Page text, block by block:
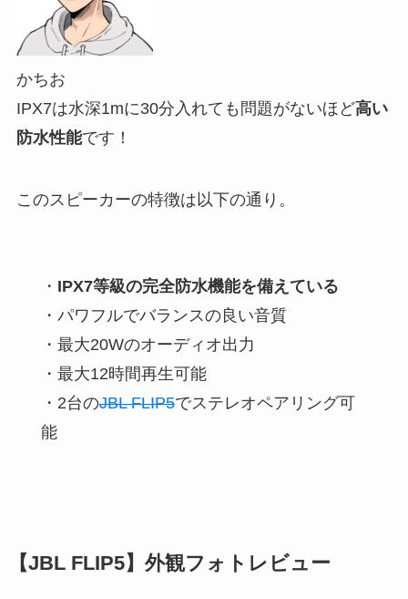
かちお
IPX7は水深1mに30分入れても問題がないほど高い
防水性能です！
このスピーカーの特徴は以下の通り。
・ IPX7等級の完全防水機能を備えている
・パワフルでバランスの良い音質
・最大20Wのオーディオ出力
・最大12時間再生可能
・2台のJBL FLIP5でステレオペアリング可
能
【JBL FLIP5】外観フォトレビュー